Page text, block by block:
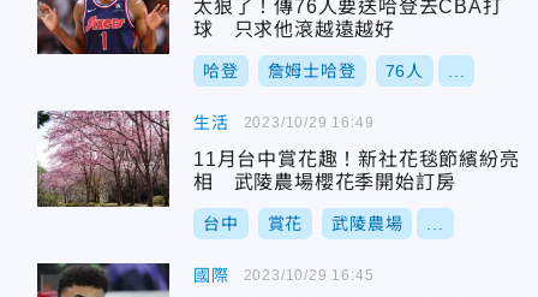
太狠了！傳76人要送哈登去CBA打
球 只求他滾越遠越好
哈登 詹姆士哈登 76人
生活
11月台中賞花趣！新社花毯節繽紛亮
相 武陵農場櫻花季開始訂房
台中 賞花 武陵農場
2023/10/29 16:49
國際 2023/10/29 16:45